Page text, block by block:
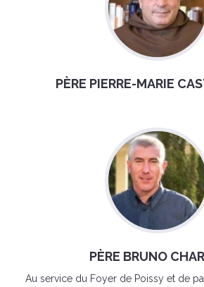
PÈRE PIERRE-MARIE
PÈRE BRUNO
Au service du Foyer de Poissy et de